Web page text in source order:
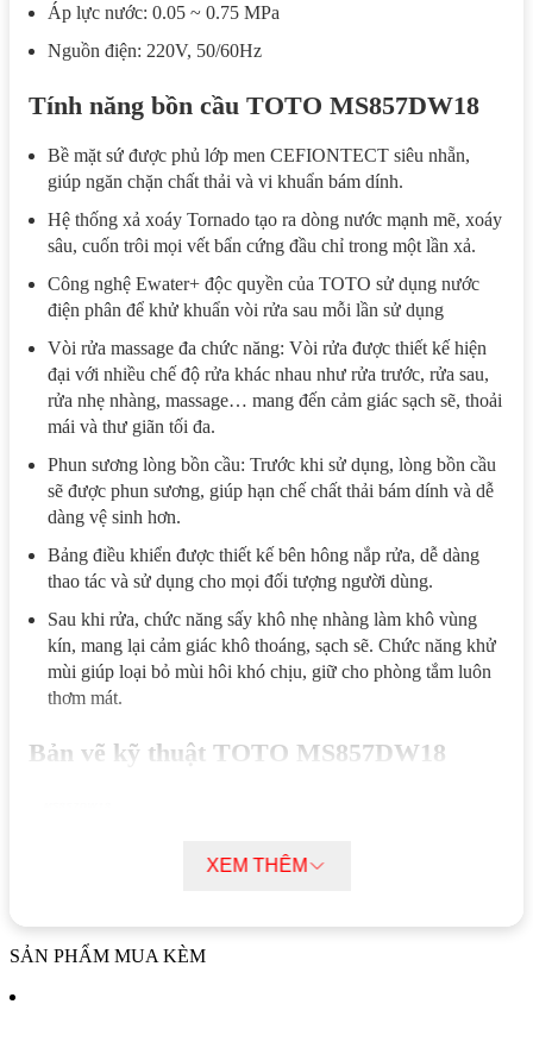
Áp lực nước: 0.05 ~ 0.75 MPa
Nguồn điện: 220V, 50/60Hz
Tính năng bồn cầu TOTO MS857DW18
Bề mặt sứ được phủ lớp men CEFIONTECT siêu nhẵn,
giúp ngăn chặn chất thải và vi khuẩn bám dính.
Hệ thống xả xoáy Tornado tạo ra dòng nước mạnh mẽ, xoáy
sâu, cuốn trôi mọi vết bẩn cứng đầu chỉ trong một lần xả.
Công nghệ Ewater+ độc quyền của TOTO sử dụng nước
điện phân để khử khuẩn vòi rửa sau mỗi lần sử dụng
Vòi rửa massage đa chức năng: Vòi rửa được thiết kế hiện
đại với nhiều chế độ rửa khác nhau như rửa trước, rửa sau,
rửa nhẹ nhàng, massage… mang đến cảm giác sạch sẽ, thoải
mái và thư giãn tối đa.
Phun sương lòng bồn cầu: Trước khi sử dụng, lòng bồn cầu
sẽ được phun sương, giúp hạn chế chất thải bám dính và dễ
dàng vệ sinh hơn.
Bảng điều khiển được thiết kế bên hông nắp rửa, dễ dàng
thao tác và sử dụng cho mọi đối tượng người dùng.
Sau khi rửa, chức năng sấy khô nhẹ nhàng làm khô vùng
kín, mang lại cảm giác khô thoáng, sạch sẽ. Chức năng khử
mùi giúp loại bỏ mùi hôi khó chịu, giữ cho phòng tắm luôn
thơm mát.
Bản vẽ kỹ thuật TOTO MS857DW18
XEM THÊM
SẢN PHẨM MUA KÈM